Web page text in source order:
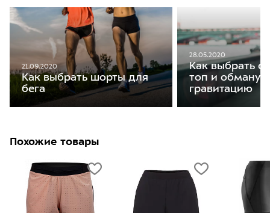
21.09.2020
Как выбрать шорты для
бега
28.05.2020
Как выбрать
топ и
гравитацию
Похожие товары